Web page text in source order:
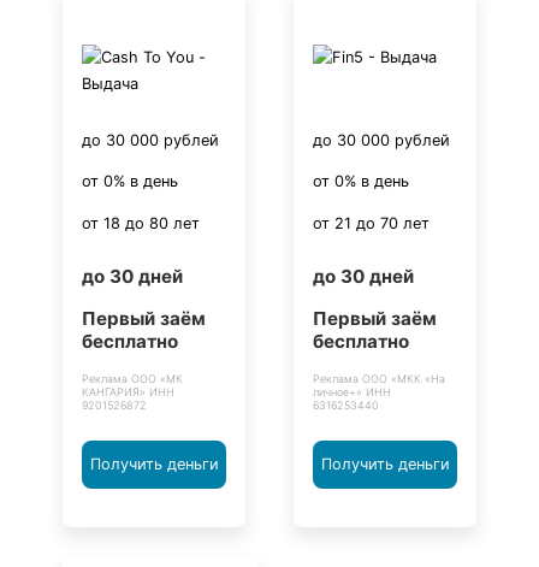
до 30 000 рублей
от 0% в день
от 18 до 80 лет
до 30 дней
Первый заём
бесплатно
Реклама ООО «МК
КАНГАРИЯ» ИНН
9201526872
Получить деньги
до 30 000 рублей
от 0% в день
от 21 до 70 лет
до 30 дней
Первый заём
бесплатно
Реклама ООО «МКК «На
личное+» ИНН
6316253440
Получить деньги